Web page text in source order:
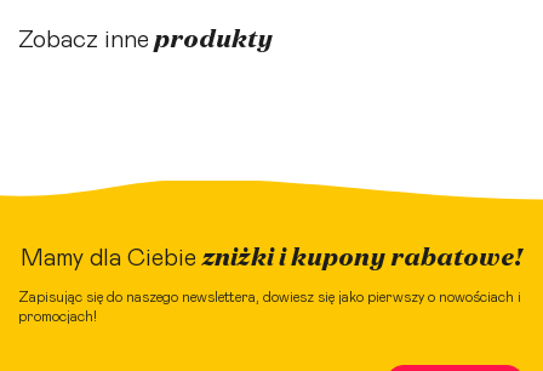
Zobacz inne produkty
Mamy dla Ciebie zniżki i kupony rabatowe!
Zapisując się do naszego newslettera, dowiesz się jako pierwszy o nowościach i
promocjach!